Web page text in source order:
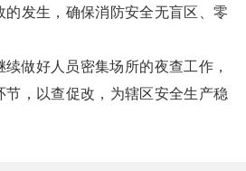
的发生，确保消防安全无盲区、零
做好人员密集场所的夜查工作，
节，以查促改，为辖区安全生产稳